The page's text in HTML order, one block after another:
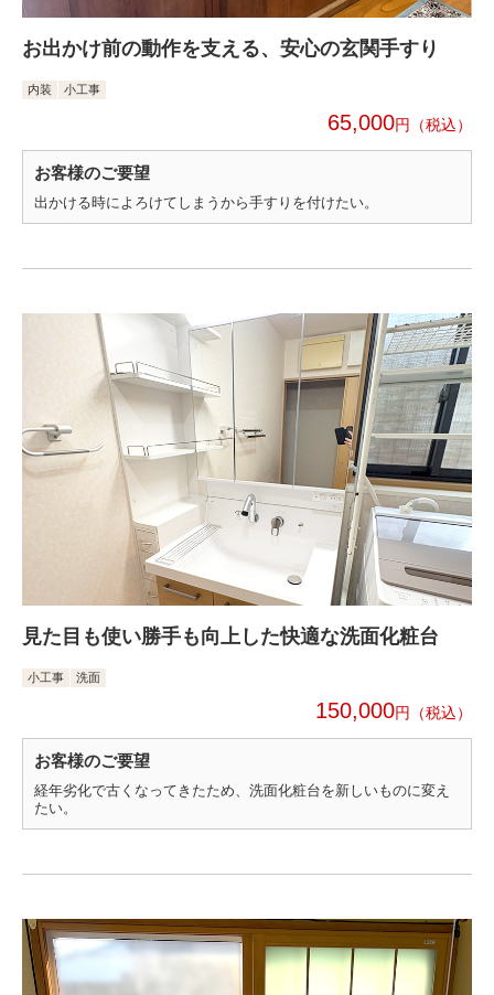
お出かけ前の動作を支える、安心の玄関手すり
内装 小工事
65,000円
お客様のご要望
出かける時によろけてしまうから手すりを付けたい。
見た目も使い勝手も向上した快適な洗面化粧台
小工事 洗面
150,000円
お客様のご要望
経年劣化で古くなってきたため、洗面化粧台を新しいものに変え
たい。